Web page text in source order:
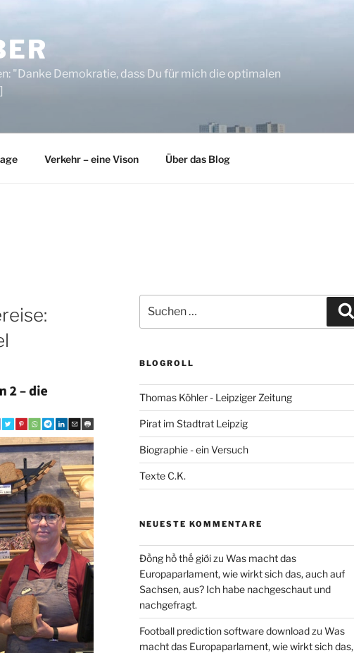
"Danke Demokratie, dass Du für mich die optimalen
Verkehr – eine Vison Über das Blog
nach:
BLOGROLL
Thomas Köhler - Leipziger Zeitung
Pirat im Stadtrat Leipzig
Biographie - ein Versuch
Texte C.K.
NEUESTE KOMMENTARE
Đồng hồ thế giớizu Was macht das
Europaparlament, wie wirkt sich das, auch auf
Sachsen, aus? Ich habe nachgeschaut und
nachgefragt.
Football prediction software downloadzu Was
macht das Europaparlament, wie wirkt sich das,